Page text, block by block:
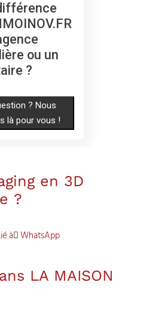
ou un
?
? Nous
là pour vous !
en 3D
?
à WhatsApp
LA MAISON